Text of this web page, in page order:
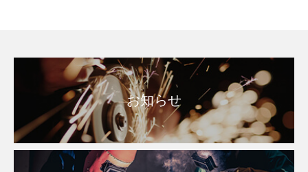
お知らせ